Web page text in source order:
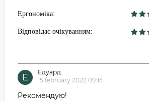
Ергономіка:
Відповідає очікуванням:
Е
Едуард
15 february 2022 09:15
Рекомендую!